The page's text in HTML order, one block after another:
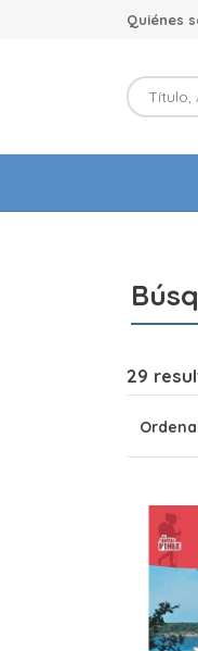
Quiénes
29